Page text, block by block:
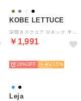
KOBE LETTUCE
深開きスクエア Uネック 半袖Tシャツ【スクエアネック】[ M L XL 選べるタイプ ] [C8765] （オフホワイト）
￥1,991
16%
15
Leja